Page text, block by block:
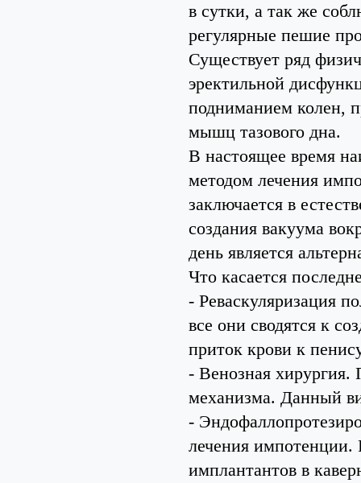
в сутки, а так же
регулярные пешие
Существует ряд
эректильной
подниманием колен,
мышц тазового дна.
В настоящее время
методом лечения
заключается в
создания вакуума
день является
Что касается
- Реваскуляризация
все они сводятся к
приток крови к
- Венозная хирургия.
механизма. Данный
-
лечения импотенции.
имплантантов в